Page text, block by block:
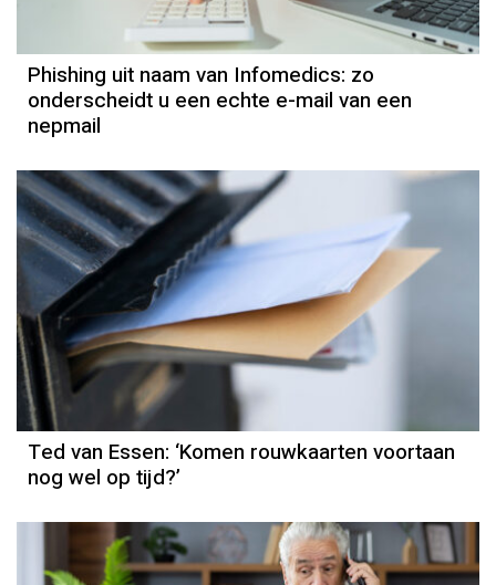
Phishing uit naam van Infomedics: zo
onderscheidt u een echte e-mail van een
nepmail
Column
Ted van Essen
Ted van Essen: ‘Komen rouwkaarten voortaan
nog wel op tijd?’